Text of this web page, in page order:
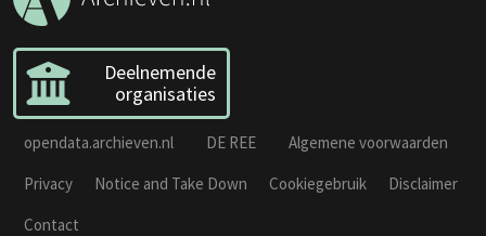
Deelnemende
organisaties
opendata.archieven.nl DE REE
Algemene voorwaarden
Privacy
Notice and Take Down Cookiegebruik
Disclaimer
Contact